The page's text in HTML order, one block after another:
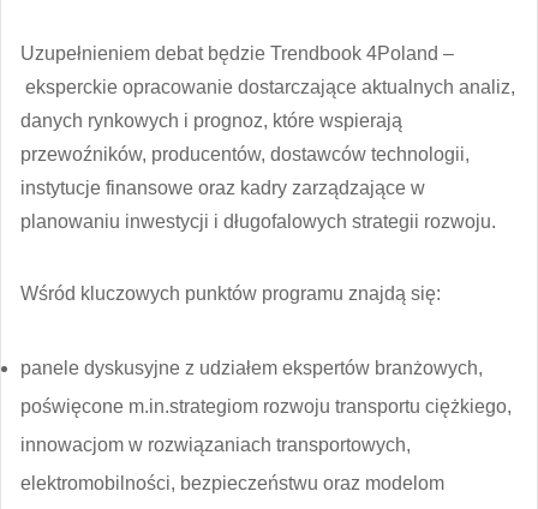
Uzupełnieniem debat będzie Trendbook 4Poland –
eksperckie opracowanie dostarczające aktualnych analiz,
danych rynkowych i prognoz, które wspierają
przewoźników, producentów, dostawców technologii,
instytucje finansowe oraz kadry zarządzające w
planowaniu inwestycji i długofalowych strategii rozwoju.
Wśród kluczowych punktów programu znajdą się:
panele dyskusyjne z udziałem ekspertów branżowych,
poświęcone m.in.strategiom rozwoju transportu ciężkiego,
innowacjom w rozwiązaniach transportowych,
elektromobilności, bezpieczeństwu oraz modelom